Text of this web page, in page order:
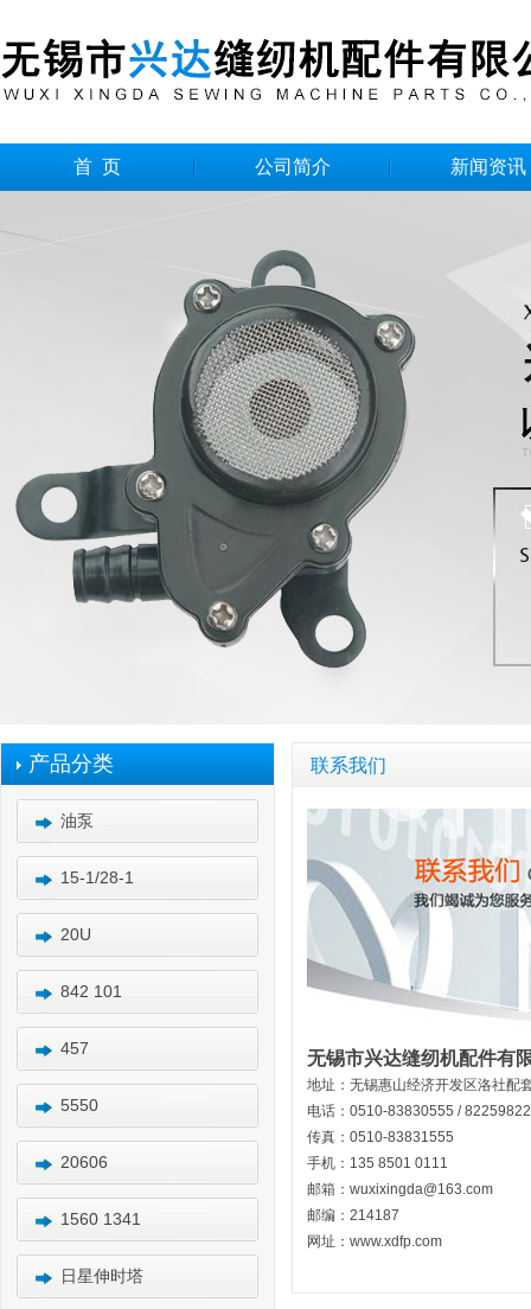
首 页 公司简介 新闻资讯
产品分类
油泵
15-1/28-1
20U
842 101
457
5550
20606
1560 1341
日星伸时塔
联系我们
无锡市兴达缝纫机配件有
地址：无锡惠山经济开发区洛社配
电话：0510-83830555 /
传真：0510-83831555
手机：135 8501 0111
邮箱：wuxixingda@163.com
邮编：214187
网址：www.xdfp.com